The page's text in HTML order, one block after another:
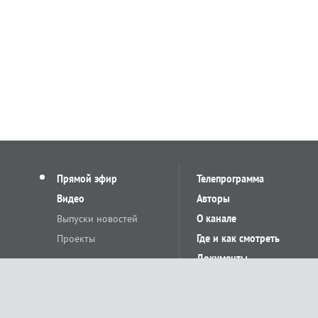
Прямой эфир
Видео
Выпуски новостей
Проекты
Телепрограмма
Авторы
О канале
Где и как смотреть
Документы